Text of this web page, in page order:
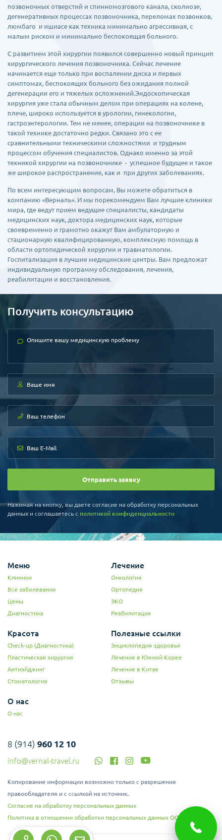
позвоночных отверстий и спинномозгового канала, сколиозе,
дегенеративных процессах позвоночника, переломах позвонков,
люмбаго и ишиасе как техника минимально агрессивная, с
малым риском и минимально беспокоящая больного.
С развитием этой хирургии появился совершенно новый принцип
хирургического лечения позвоночника. Сейчас лечение
начинается еще только при воспалении диска и первых
симптомах, беспокоящих больного без ожидания полной
дегенерации его и тяжелых осложнений.Эндоскопическая
хирургия уже стала обычным делом при операциях на колене,
плече, широко используется в урологии, гинекологии,
гастроэнтерологии. Тем не менее, операции на позвоночнике в
такой технике достаточно редки. Связано это с ее
сравнительными техническими сложностями и трудным
процессом обучения специалистов. Однако именно за этой
техникой хирургии на позвоночнике - успешное будущее и такое
же широкое распространение, как и при других заболеваниях.
По всем интересующим вопросам, Вы можете обратиться в
компанию «Верналь». И мы порекомендуем Вам лучшие клиники
мира, где ведут прием ведущие специалисты, кандидаты
медицинских наук, доктора медицинских наук, которые
своевременно и грамотно окажут Вам амбулаторную и
стационарную квалифицированную, комплексную помощь в
области ортопедической хирургии и травматологии.
Госпитализация в лучшие медицинские центры. Вам предложат
индивидуальную программу обследования, лечения,
реабилитации и восстановления.
Получить консультацию
Отправить заявку
Нажимая на кнопку, вы даете согласие на обработку персональных
данных и соглашаетесь c политикой конфиденциальности
Меню
Клиники
Все заболевания
Цены
Диагностика
Лечение
Онкология
Ортопедия
ЭКО
Реабилитация
Красота
Check-up (Диагностика)
Пластическая хирургия
Антиэйджинг
Стоматология
Полезные ссылки
Энциклопедия здоровья
Лечение в Южной Корее
Лечение в Китае
Отзывы
О нас
О нас
8 (914) 960 12 10
info@vernal-travel.ru
Копирование информации возможно только с разрешения
правообладателя и с ссылкой на источник.
Согласие на обработку персональных данных
Политика в отношении обработки персональных данных ООО "Верналь"